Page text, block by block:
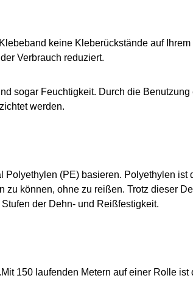
keine Kleberückstände auf
Verbrauch reduziert.
sogar Feuchtigkeit. Durch die
werden.
(PE) basieren. Polyethylen ist
können, ohne zu reißen. Trotz dieser
der Dehn- und Reißfestigkeit.
150 laufenden Metern auf einer Rolle